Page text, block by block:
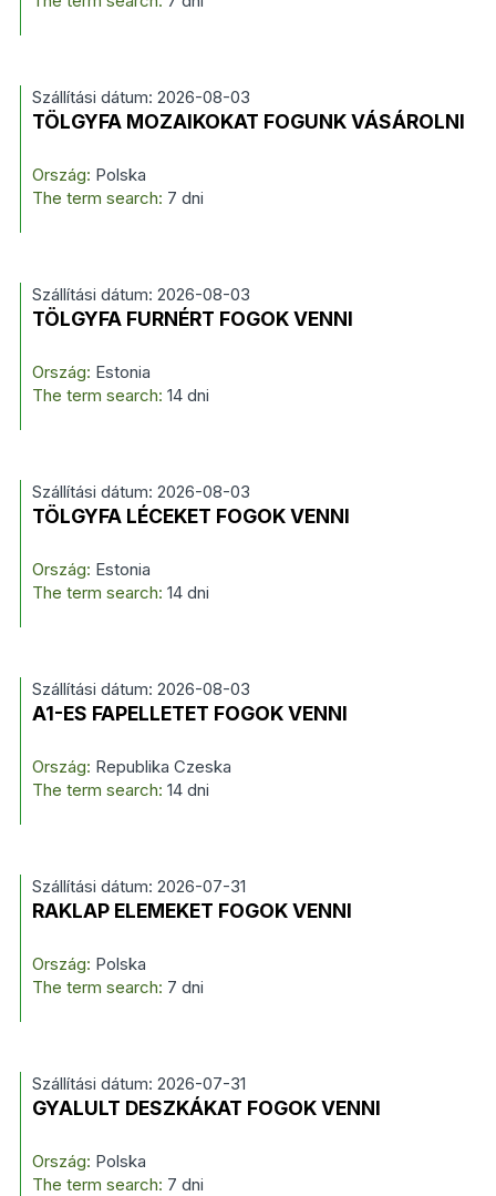
Szállítási dátum: 2026-08-03
TÖLGYFA MOZAIKOKAT FOGUNK VÁSÁROLNI
Ország: Polska
The term search: 7 dni
Szállítási dátum: 2026-08-03
TÖLGYFA FURNÉRT FOGOK VENNI
Ország: Estonia
The term search: 14 dni
Szállítási dátum: 2026-08-03
TÖLGYFA LÉCEKET FOGOK VENNI
Ország: Estonia
The term search: 14 dni
Szállítási dátum: 2026-08-03
A1-ES FAPELLETET FOGOK VENNI
Ország: Republika Czeska
The term search: 14 dni
Szállítási dátum: 2026-07-31
RAKLAP ELEMEKET FOGOK VENNI
Ország: Polska
The term search: 7 dni
Szállítási dátum: 2026-07-31
GYALULT DESZKÁKAT FOGOK VENNI
Ország: Polska
The term search: 7 dni